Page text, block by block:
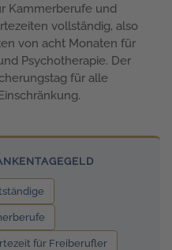
Kammerberufe und
vollständig, also
von acht Monaten für
Psychotherapie. Der
für alle
für Freiberufler